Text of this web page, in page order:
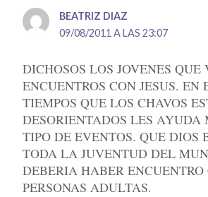
BEATRIZ DIAZ
09/08/2011 A LAS 23:07
DICHOSOS LOS JOVENES QUE
ENCUENTROS CON JESUS. EN
TIEMPOS QUE LOS CHAVOS
DESORIENTADOS LES AYUDA
TIPO DE EVENTOS. QUE DIOS
TODA LA JUVENTUD DEL
DEBERIA HABER ENCUENTRO
PERSONAS ADULTAS.